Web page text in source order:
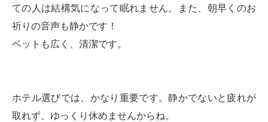
ての人は結構気になって眠れません。また、朝早くのお
祈りの音声も静かです！
ベットも広く、清潔です。
ホテル選びでは、かなり重要です。静かでないと疲れが
取れず、ゆっくり休めませんからね。